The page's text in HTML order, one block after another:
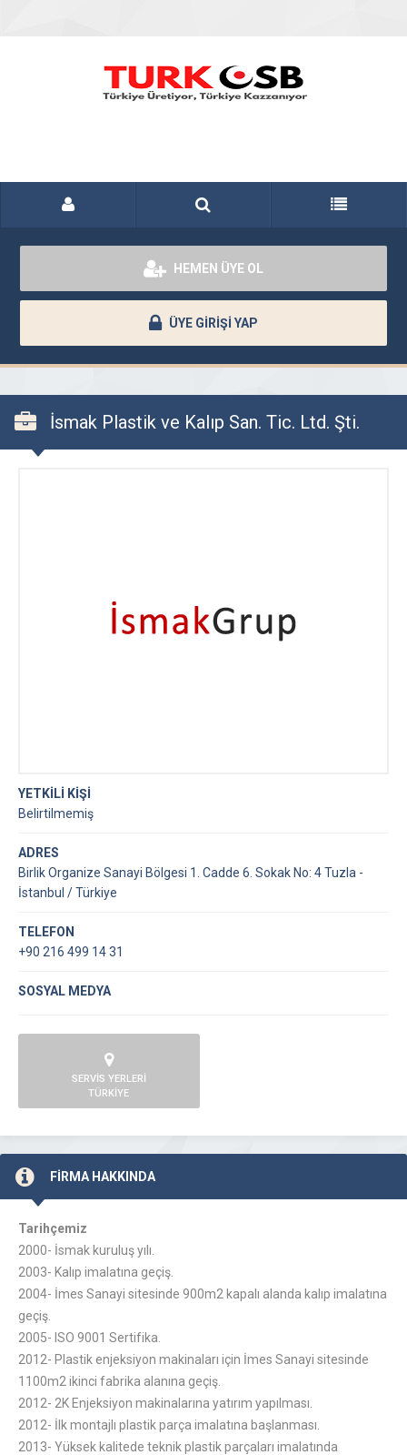
HEMEN ÜYE OL
ÜYE GİRİŞİ YAP
İsmak Plastik ve Kalıp San. Tic. Ltd. Şti.
YETKİLİ KİŞİ
Belirtilmemiş
ADRES
Birlik Organize Sanayi Bölgesi 1. Cadde 6. Sokak No: 4 Tuzla -
İstanbul / Türkiye
TELEFON
+90 216 499 14 31
SOSYAL MEDYA
SERVİS YERLERİ
TÜRKİYE
FİRMA HAKKINDA
Tarihçemiz
2000- İsmak kuruluş yılı.
2003- Kalıp imalatına geçiş.
2004- İmes Sanayi sitesinde 900m2 kapalı alanda kalıp imalatına
geçiş.
2005- ISO 9001 Sertifika.
2012- Plastik enjeksiyon makinaları için İmes Sanayi sitesinde
1100m2 ikinci fabrika alanına geçiş.
2012- 2K Enjeksiyon makinalarına yatırım yapılması.
2012- İlk montajlı plastik parça imalatına başlanması.
2013- Yüksek kalitede teknik plastik parçaları imalatında